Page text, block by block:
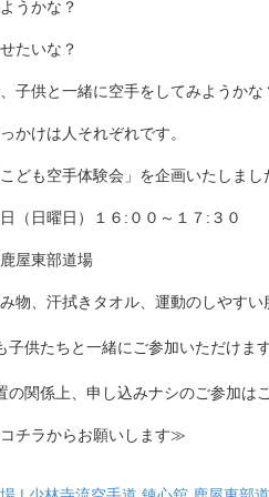
うかな？
たいな？
子供と一緒に空手をしてみようかな
かけは人それぞれです。
ども空手体験会」を企画いたしまし
（日曜日）１６:００～１７:３０
屋東部道場
物、汗拭きタオル、運動のしやすい
子供たちと一緒にご参加いただけます
の関係上、申し込みナシのご参加は
チラからお願いします≫